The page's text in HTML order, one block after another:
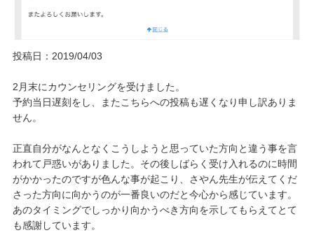
投稿日：2019/04/03
2月末にカウンセリングを受けました。
予約当日遅刻をし、またこちらへの投稿も遅くなり申し訳ありま
せん。
正直自分がなんとなくこうしようと思っていた方向と違う事を言
われて戸惑いがありました。その後しばらく受け入れるのに時間
がかかったのですが色んな事が起こり、さやん先生が伝えてくだ
さった方向に向かうのが一番良いのだと今心から感じています。
あのタイミングでしっかり向かうべき方向を示してもらえてとて
も感謝しています。